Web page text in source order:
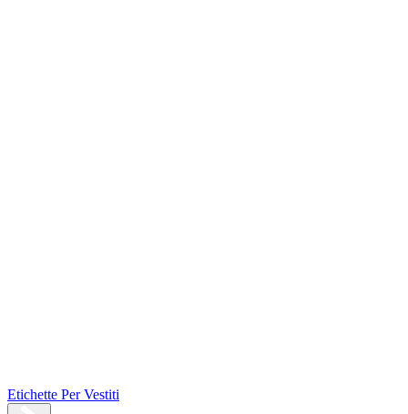
Etichette Per Vestiti